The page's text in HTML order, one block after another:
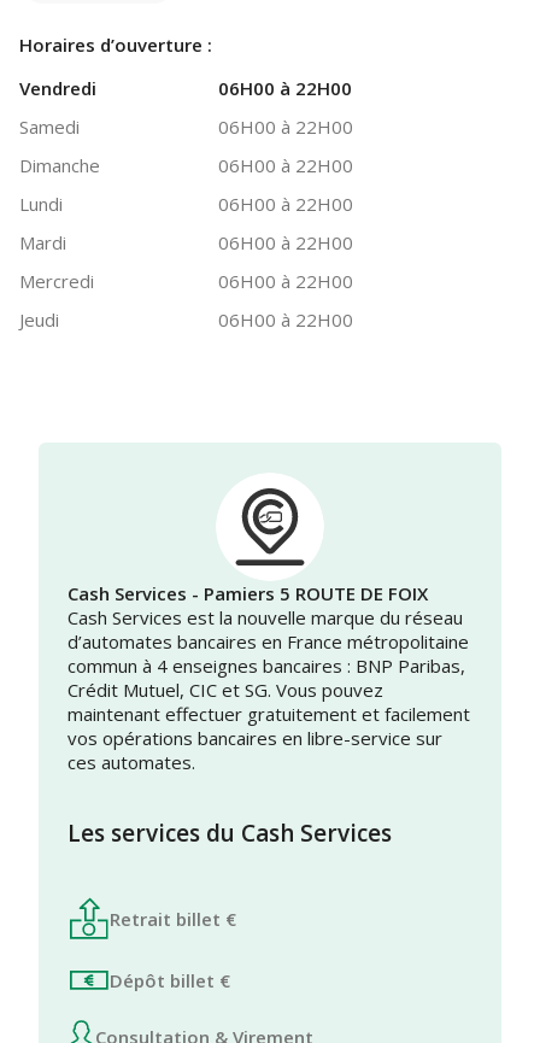
Horaires d’ouverture :
Vendredi
06H00 à 22H00
Samedi
06H00 à 22H00
Dimanche
06H00 à 22H00
Lundi
06H00 à 22H00
Mardi
06H00 à 22H00
Mercredi
06H00 à 22H00
Jeudi
06H00 à 22H00
Cash Services - Pamiers 5 ROUTE DE FOIX
Cash Services est la nouvelle marque du réseau
d’automates bancaires en France métropolitaine
commun à 4 enseignes bancaires : BNP Paribas,
Crédit Mutuel, CIC et SG. Vous pouvez
maintenant effectuer gratuitement et facilement
vos opérations bancaires en libre-service sur
ces automates.
Les services du Cash Services
Retrait billet €
Dépôt billet €
Consultation & Virement